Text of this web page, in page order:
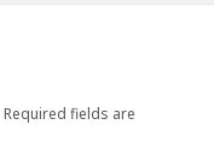
Required fields are